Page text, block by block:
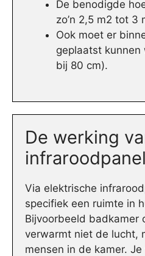
De benodigde
zo’n 2,5 m2 tot 3
Ook moet er
geplaatst
bij 80 cm).
De werking
Via elektrische
specifiek een ruimte in
Bijvoorbeeld badkamer
verwarmt niet de lucht,
mensen in de kamer.